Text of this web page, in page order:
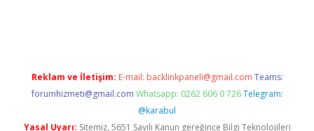
Reklam ve İletişim: E-mail: backlinkpaneli@gmail.com Teams:
forumhizmeti@gmail.com Whatsapp: 0262 606 0 726 Telegram:
@karabul
Yasal Uyarı: Sitemiz, 5651 Sayılı Kanun gereğince Bilgi Teknolojileri